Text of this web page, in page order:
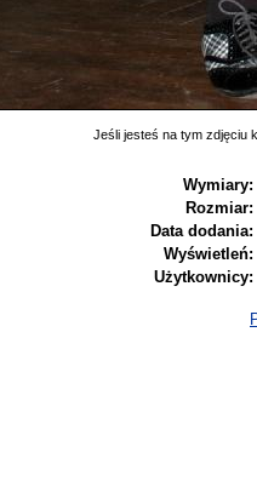
Jeśli jesteś na tym zdjęciu
Wymiary:
Rozmiar:
Data dodania:
Wyświetleń:
Użytkownicy: